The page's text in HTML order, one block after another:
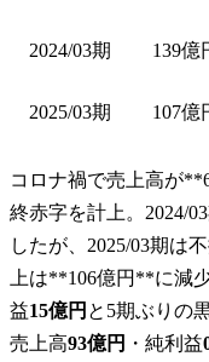
2024/03期 139億
2025/03期 107億
コロナ禍で売上高が
終赤字を計上。2024/
したが、2025/03期は
上は**106億円**に減
益15億円 と5期ぶりの
売上高93億円 ・純利益